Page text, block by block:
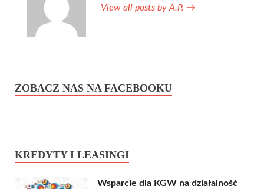
View all posts by A.P. →
ZOBACZ NAS NA FACEBOOKU
KREDYTY I LEASINGI
Wsparcie dla KGW na działalność